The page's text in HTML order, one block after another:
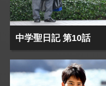
中学聖日記 第10話